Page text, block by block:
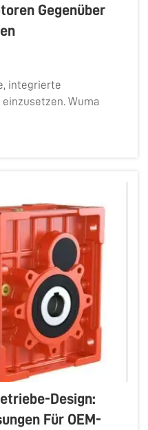
Gegenüber
integrierte
Wuma
ein
und
sind. Auf diese
Design:
Für OEM-